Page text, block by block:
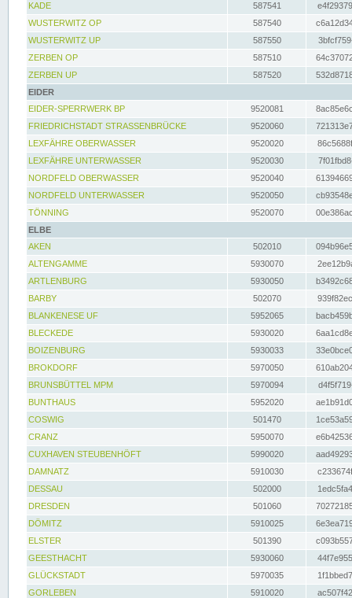
KADE
587541
WUSTERWITZ OP
587540
WUSTERWITZ UP
587550
ZERBEN OP
587510
ZERBEN UP
587520
EIDER
EIDER-SPERRWERK BP
9520081
FRIEDRICHSTADT STRASSENBRÜCKE
9520060
LEXFÄHRE OBERWASSER
9520020
LEXFÄHRE UNTERWASSER
9520030
NORDFELD OBERWASSER
9520040
NORDFELD UNTERWASSER
9520050
TÖNNING
9520070
ELBE
AKEN
502010
ALTENGAMME
5930070
ARTLENBURG
5930050
BARBY
502070
BLANKENESE UF
5952065
BLECKEDE
5930020
BOIZENBURG
5930033
BROKDORF
5970050
BRUNSBÜTTEL MPM
5970094
BUNTHAUS
5952020
COSWIG
501470
CRANZ
5950070
CUXHAVEN STEUBENHÖFT
5990020
DAMNATZ
5910030
DESSAU
502000
DRESDEN
501060
DÖMITZ
5910025
ELSTER
501390
GEESTHACHT
5930060
GLÜCKSTADT
5970035
GORLEBEN
5910020